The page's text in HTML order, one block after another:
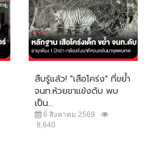
สืบรู้แล้ว! "เสือโคร่ง" ที่ขย้ำ
จนท.ห้วยขาแข้งดับ พบ
เป็น...
6 สิงหาคม 2569
8,640